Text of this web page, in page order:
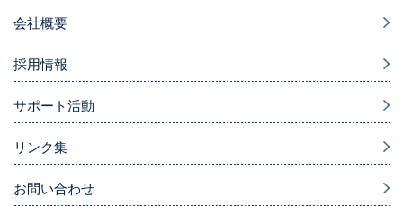
会社概要
採用情報
サポート活動
リンク集
お問い合わせ